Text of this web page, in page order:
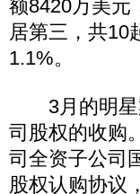
额8420万美元
居第三，共10
1.1%。
3月的明星
司股权的收购
司全资子公司
股权认购协议